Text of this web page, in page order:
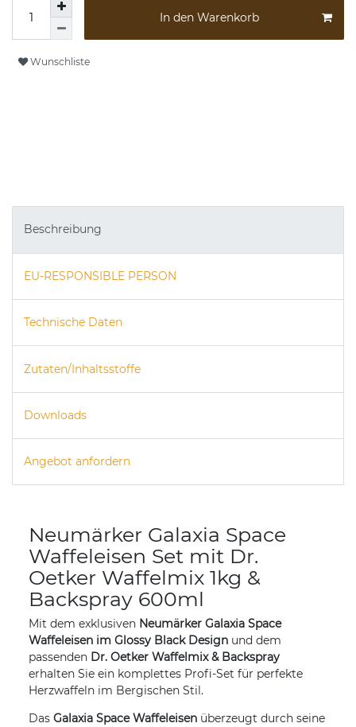
In den Warenkorb
Wunschliste
Beschreibung
EU-RESPONSIBLE PERSON
Technische Daten
Zutaten/Inhaltsstoffe
Downloads
Angebot anfordern
Neumärker Galaxia Space
Waffeleisen Set mit Dr.
Oetker Waffelmix 1kg &
Backspray 600ml
Mit dem exklusiven Neumärker Galaxia Space
Waffeleisen im Glossy Black Design und dem
passenden Dr. Oetker Waffelmix & Backspray
erhalten Sie ein komplettes Profi-Set für perfekte
Herzwaffeln im Bergischen Stil.
Das Galaxia Space Waffeleisen überzeugt durch seine